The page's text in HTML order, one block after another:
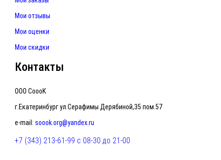
Мои отзывы
Мои оценки
Мои скидки
Контакты
ООО CoooK
г.Екатеринбург ул.Серафимы Дерябиной,35 пом.57
e-mail: soook.org@yandex.ru
+7 (343) 213-61-99 с 08-30 до 21-00